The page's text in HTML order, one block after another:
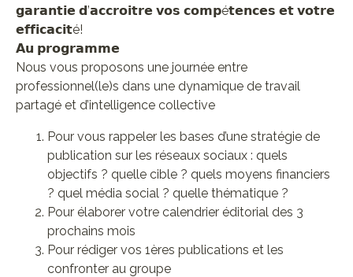
𝗴𝗮𝗿𝗮𝗻𝘁𝗶𝗲 𝗱’𝗮𝗰𝗰𝗿𝗼𝗶𝘁𝗿𝗲 𝘃𝗼𝘀 𝗰𝗼𝗺𝗽é𝘁𝗲𝗻𝗰𝗲𝘀 𝗲𝘁 𝘃𝗼𝘁𝗿𝗲
𝗲𝗳𝗳𝗶𝗰𝗮𝗰𝗶𝘁é!
𝗔𝘂 𝗽𝗿𝗼𝗴𝗿𝗮𝗺𝗺𝗲
Nous vous proposons une journée entre
professionnel(le)s dans une dynamique de travail
partagé et d’intelligence collective
Pour vous rappeler les bases d’une stratégie de
publication sur les réseaux sociaux : quels
objectifs ? quelle cible ? quels moyens financiers
? quel média social ? quelle thématique ?
Pour élaborer votre calendrier éditorial des 3
prochains mois
Pour rédiger vos 1ères publications et les
confronter au groupe